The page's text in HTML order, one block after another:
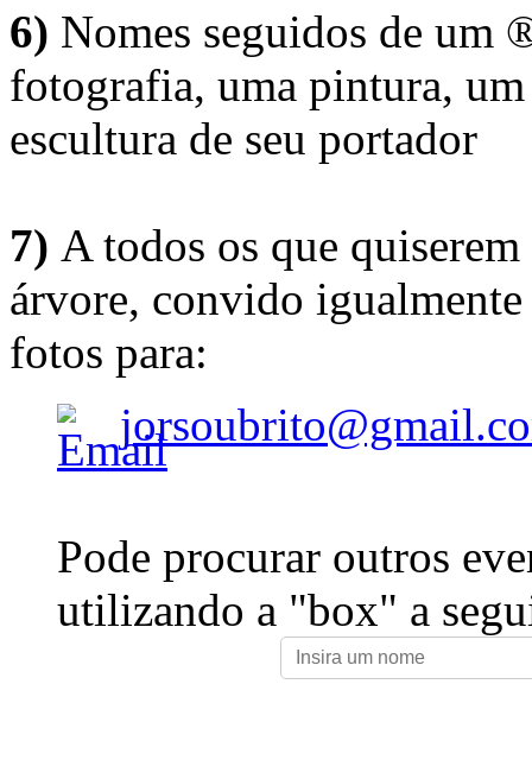
6) Nomes seguidos de um
fotografia, uma pintura,
escultura de seu portador
7) A todos os que
árvore, convido
fotos para:
Pode procurar outros
utilizando a "box" a